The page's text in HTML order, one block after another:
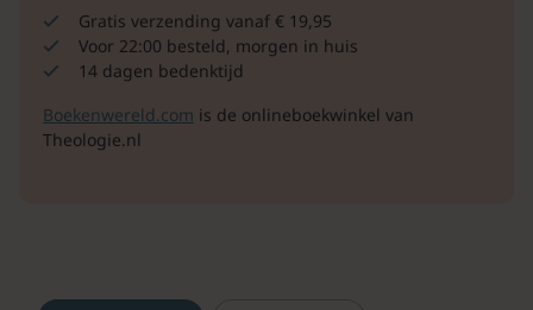
Gratis verzending vanaf € 19,95
Voor 22:00 besteld, morgen in huis
14 dagen bedenktijd
Boekenwereld.com is de onlineboekwinkel van
Theologie.nl